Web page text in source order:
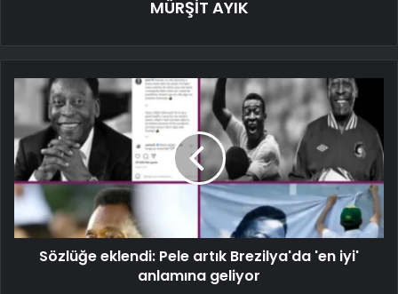
MÜRŞİT AYIK
Sözlüğe eklendi: Pele artık Brezilya'da 'en iyi'
anlamına geliyor